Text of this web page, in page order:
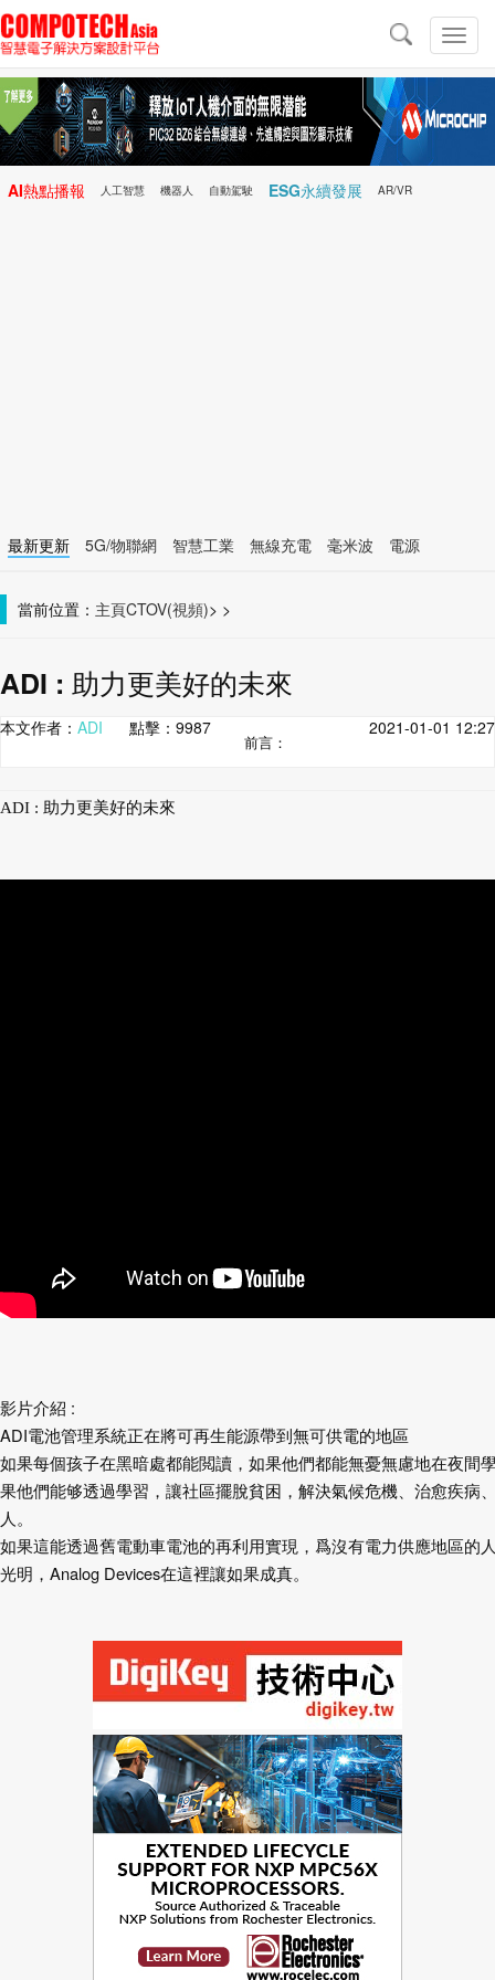
切
換
導
導
航
AI熱點播報 人工智慧 機器人 自動駕駛 ESG永續發展 AR/VR
最新更新 5G/物聯網 智慧工業 無線充電 毫米波
電源
當前位置： 主頁 >
CTOV(視頻) >
ADI : 助力更美好的未來
本文作者： ADI 點擊： 9987 2021-01-01 12:27
前言：
ADI : 助力更美好的未來
影片介紹 :
ADI電池管理系統正在將可再生能源帶到無可供電的地區
如果每個孩子在黑暗處都能閲讀，如果他們都能無憂無慮地在夜間
果他們能够透過學習，讓社區擺脫貧困，解決氣候危機、治愈疾病
人。
如果這能透過舊電動車電池的再利用實現，爲沒有電力供應地區的
光明，Analog Devices在這裡讓如果成真。